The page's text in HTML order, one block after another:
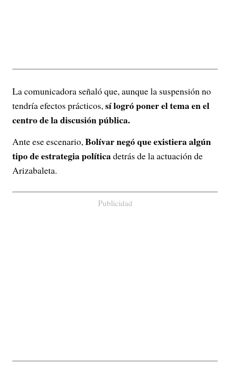
La comunicadora señaló que, aunque la suspensión no
tendría efectos prácticos,sí logró poner el tema en el
centro de la discusión pública.
Ante ese escenario,Bolívar negó que existiera algún
tipo de estrategia políticadetrás de la actuación de
Arizabaleta.
Publicidad